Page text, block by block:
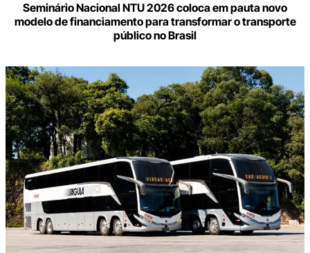
Seminário Nacional NTU 2026 coloca em pauta novo
modelo de financiamento para transformar o transporte
público no Brasil